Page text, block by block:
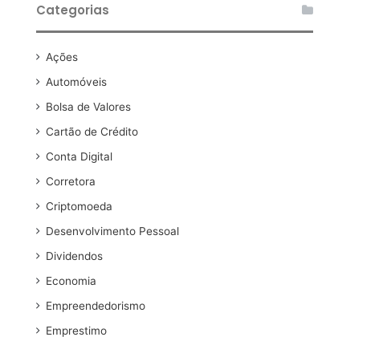
Categorias
Ações
Automóveis
Bolsa de Valores
Cartão de Crédito
Conta Digital
Corretora
Criptomoeda
Desenvolvimento Pessoal
Dividendos
Economia
Empreendedorismo
Emprestimo